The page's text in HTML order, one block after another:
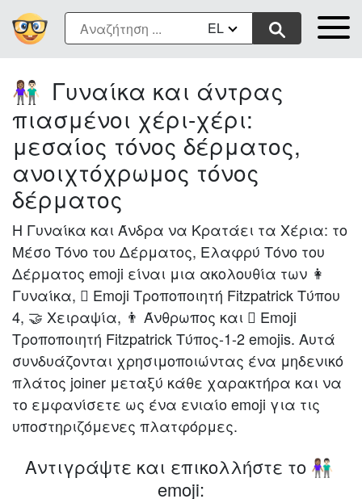
EL
👩🏽‍🤝‍👨🏻 Γυναίκα και άντρας
πιασμένοι χέρι-χέρι:
μεσαίος τόνος δέρματος,
ανοιχτόχρωμος τόνος
δέρματος
Η Γυναίκα και Άνδρα να Κρατάει τα Χέρια: το
Μέσο Τόνο του Δέρματος, Ελαφρύ Τόνο του
Δέρματος emoji είναι μια ακολουθία των 👩
Γυναίκα, 🏽 Emoji Τροποποιητή Fitzpatrick Τύπου
4, 🤝 Χειραψία, 👨 Άνθρωπος και 🏻 Emoji
Τροποποιητή Fitzpatrick Τύπος-1-2 emojis. Αυτά
συνδυάζονται χρησιμοποιώντας ένα μηδενικό
πλάτος joiner μεταξύ κάθε χαρακτήρα και να
το εμφανίσετε ως ένα ενιαίο emoji για τις
υποστηριζόμενες πλατφόρμες.
Αντιγράψτε και επικολλήστε το 👩🏽‍🤝‍👨🏻
emoji: